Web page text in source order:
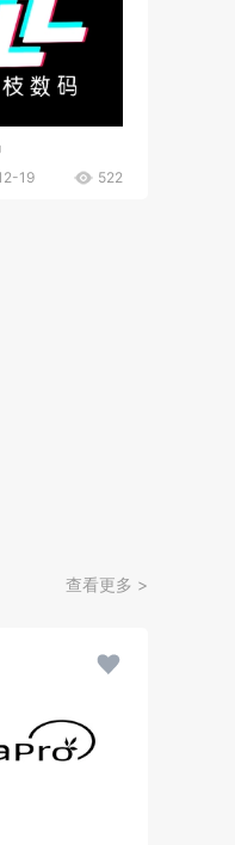
19 522
查看更多 >